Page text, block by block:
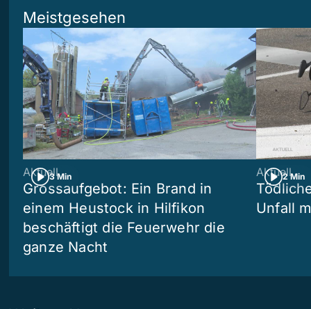
Meistgesehen
3 Min
Aktuell
Grossaufgebot: Ein Brand in
einem Heustock in Hilfikon
beschäftigt die Feuerwehr die
ganze Nacht
2 Min
Aktuell
Unfall